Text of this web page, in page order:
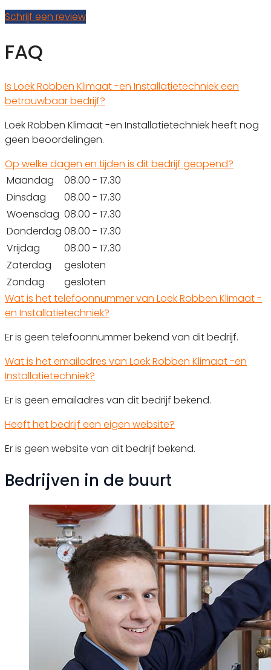
Schrijf een review
FAQ
Is Loek Robben Klimaat -en Installatietechniek een
betrouwbaar bedrijf?
Loek Robben Klimaat -en Installatietechniek heeft nog
geen beoordelingen.
Op welke dagen en tijden is dit bedrijf geopend?
Maandag
08.00 - 17.30
Dinsdag
08.00 - 17.30
Woensdag 08.00 - 17.30
Donderdag 08.00 - 17.30
Vrijdag
08.00 - 17.30
Zaterdag
gesloten
Zondag
gesloten
Wat is het telefoonnummer van Loek Robben Klimaat -
en Installatietechniek?
Er is geen telefoonnummer bekend van dit bedrijf.
Wat is het emailadres van Loek Robben Klimaat -en
Installatietechniek?
Er is geen emailadres van dit bedrijf bekend.
Heeft het bedrijf een eigen website?
Er is geen website van dit bedrijf bekend.
Bedrijven in de buurt